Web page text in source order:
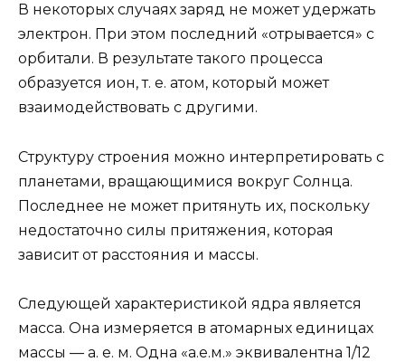
В некоторых случаях заряд не может удержать
электрон. При этом последний «отрывается» с
орбитали. В результате такого процесса
образуется ион, т. е. атом, который может
взаимодействовать с другими.
Структуру строения можно интерпретировать с
планетами, вращающимися вокруг Солнца.
Последнее не может притянуть их, поскольку
недостаточно силы притяжения, которая
зависит от расстояния и массы.
Следующей характеристикой ядра является
масса. Она измеряется в атомарных единицах
массы — а. е. м. Одна «а.е.м.» эквивалентна 1/12